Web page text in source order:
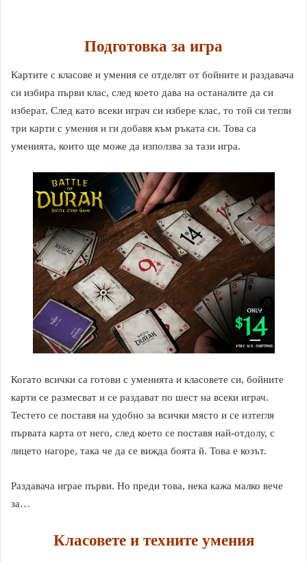
Подготовка за игра
Картите с класове и умения се отделят от бойните и раздавача
си избира първи клас, след което дава на останалите да си
изберат. След като всеки играч си избере клас, то той си тегли
три карти с умения и ги добавя към ръката си. Това са
уменията, които ще може да използва за тази игра.
Когато всички са готови с уменията и класовете си, бойните
карти се размесват и се раздават по шест на всеки играч.
Тестето се поставя на удобно за всички място и се изтегля
първата карта от него, след което се поставя най-отдолу, с
лицето нагоре, така че да се вижда боята й. Това е козът.
Раздавача играе първи. Но преди това, нека кажа малко вече
за…
Класовете и техните умения